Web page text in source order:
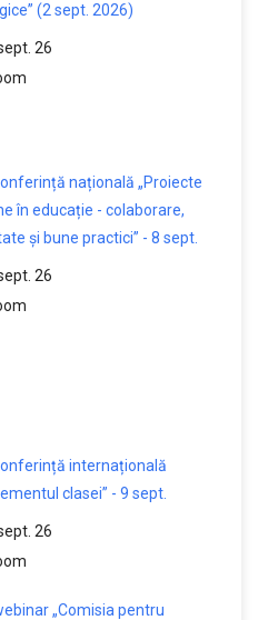
(2 sept. 2026)
26
națională „Proiecte
în educație - colaborare,
și bune practici” - 8 sept.
26
internațională
clasei” - 9 sept.
26
„Comisia pentru